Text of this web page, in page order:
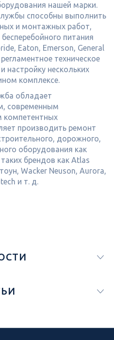
нашей марки.
способны выполнить
и монтажных работ,
питания
Eaton, Emerson, General
техническое
настройку нескольких
комплексе.
обладает
современным
компетентных
производить ремонт
дорожного,
оборудования как
брендов как Atlas
Wacker Neuson, Aurora,
и т. д.